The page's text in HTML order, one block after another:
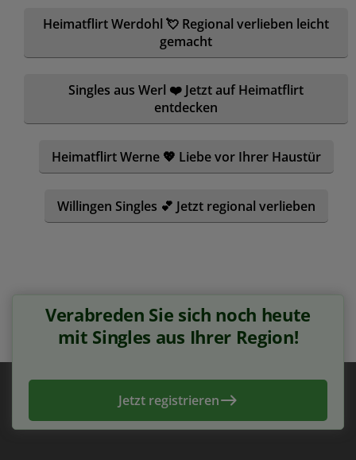
Heimatflirt Werdohl 💘 Regional verlieben leicht
gemacht
Singles aus Werl ❤️ Jetzt auf Heimatflirt
entdecken
Heimatflirt Werne 💖 Liebe vor Ihrer Haustür
Willingen Singles 💕 Jetzt regional verlieben
Verabreden Sie sich noch heute
mit Singles aus Ihrer Region!
Jetzt registrieren